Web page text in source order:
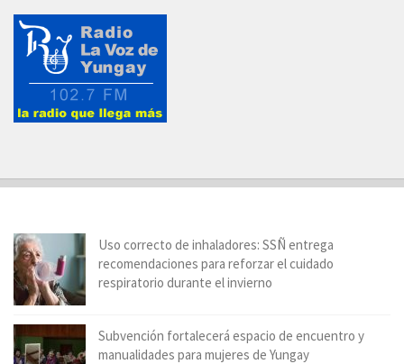
Uso correcto de inhaladores: SSÑ entrega
recomendaciones para reforzar el cuidado
respiratorio durante el invierno
Subvención fortalecerá espacio de encuentro y
manualidades para mujeres de Yungay